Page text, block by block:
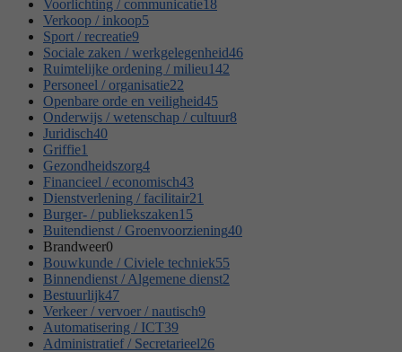
Voorlichting / communicatie18
Verkoop / inkoop5
Sport / recreatie9
Sociale zaken / werkgelegenheid46
Ruimtelijke ordening / milieu142
Personeel / organisatie22
Openbare orde en veiligheid45
Onderwijs / wetenschap / cultuur8
Juridisch40
Griffie1
Gezondheidszorg4
Financieel / economisch43
Dienstverlening / facilitair21
Burger- / publiekszaken15
Buitendienst / Groenvoorziening40
Brandweer0
Bouwkunde / Civiele techniek55
Binnendienst / Algemene dienst2
Bestuurlijk47
Verkeer / vervoer / nautisch9
Automatisering / ICT39
Administratief / Secretarieel26